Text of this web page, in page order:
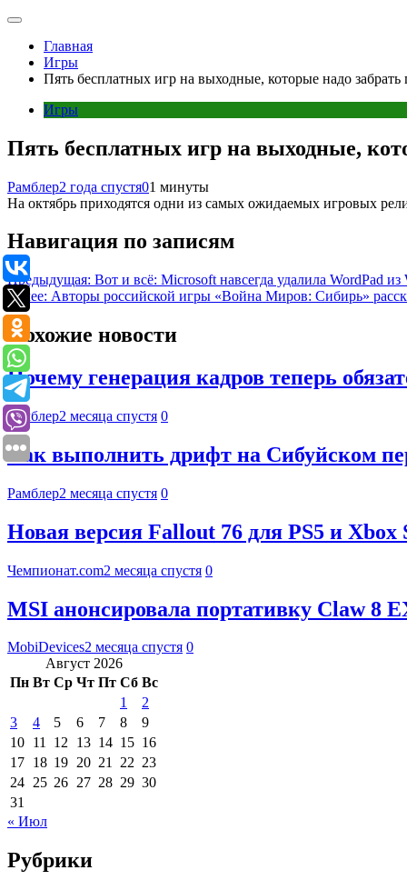
Главная
Игры
Пять бесплатных игр на выходные, которые надо забрать
Игры
Пять бесплатных игр на выходные,
Рамблер2 года спустя01 минуты
На октябрь приходятся одни из самых ожидаемых игровых
Навигация по записям
Предыдущая: Вот и всё: Microsoft навсегда удалила WordPad из
Далее: Авторы российской игры «Война Миров: Сибирь»
Похожие новости
Почему генерация кадров теперь
Рамблер2 месяца спустя 0
Как выполнить дрифт на Сибуйском
Рамблер2 месяца спустя 0
Новая версия Fallout 76 для PS5 и
Чемпионат.com2 месяца спустя 0
MSI анонсировала портативку Claw 8
MobiDevices2 месяца спустя 0
Август 2026
Пн Вт Ср Чт Пт Сб Вс
1
2
3
4 5 6 7 8
9
10 11 12 13 14 15 16
17 18 19 20 21 22 23
24 25 26 27 28 29 30
31
« Июл
Рубрики